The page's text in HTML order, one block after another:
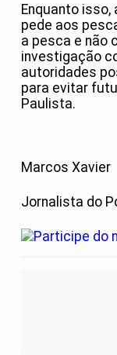
Enquanto
pede aos
a pesca e não
investigação
autoridades
para evitar
Paulista.
Marcos Xavier
Jornalista do